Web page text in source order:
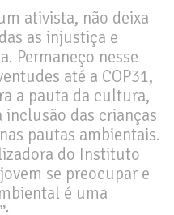
ativista, não deixa
as injustiça e
Permaneço nesse
até a COP31,
a pauta da cultura,
inclusão das crianças
pautas ambientais.
do Instituto
se preocupar e
é uma